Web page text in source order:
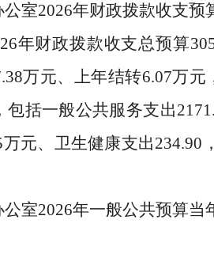
公室2026年财政拨款收支预
年财政拨款收支总预算
万元、上年结转6.07万元
包括一般公共服务支出
万元、卫生健康支出234.90
公室2026年一般公共预算当